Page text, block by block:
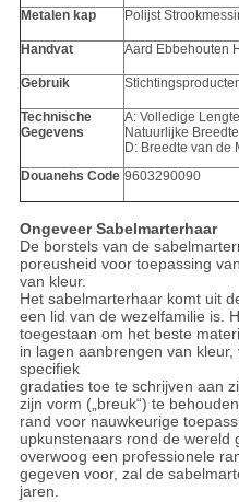
Metalen kap Polijst
Handvat Aard Ebbehouten
Gebruik
Technische
Gegevens
A: Volledige
Natuurlijke
D: Breedte van de
Douanehs Code 9603290090
Ongeveer Sabelmarterhaar
De borstels van de
poreusheid voor toepassing
van kleur.
Het sabelmarterhaar komt uit
een lid van de wezelfamilie is.
toegestaan om het beste
in lagen aanbrengen van
specifiek
gradaties toe te schrijven aan
zijn vorm („breuk“) te
rand voor nauwkeurige
upkunstenaars rond de wereld
overwoog een professionele
gegeven voor, zal de
jaren.